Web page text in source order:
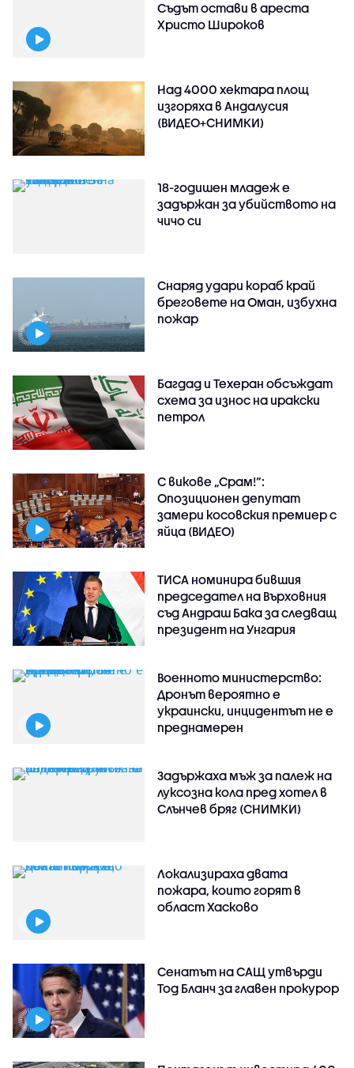
Съдът остави в ареста
Христо Широков
Над 4000 хектара площ
изгоряха в Андалусия
(ВИДЕО+СНИМКИ)
18-годишен младеж е
задържан за убийството на
чичо си
Снаряд удари кораб край
бреговете на Оман, избухна
пожар
Багдад и Техеран обсъждат
схема за износ на иракски
петрол
С викове „Срам!“:
Опозиционен депутат
замери косовския премиер с
яйца (ВИДЕО)
ТИСА номинира бившия
председател на Върховния
съд Андраш Бака за следващ
президент на Унгария
Военното министерство:
Дронът вероятно е
украински, инцидентът не е
преднамерен
Задържаха мъж за палеж на
луксозна кола пред хотел в
Слънчев бряг (СНИМКИ)
Локализираха двата
пожара, които горят в
област Хасково
Сенатът на САЩ утвърди
Тод Бланч за главен прокурор